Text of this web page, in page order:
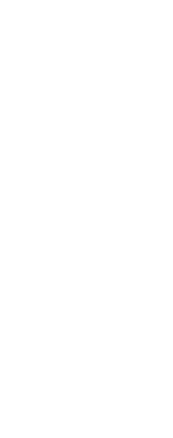
deriblant OBOS,
krav til oss, og vi
risikobilde.
som kan
eiendom og
på 7Analytics
våre
i OBOS.
nedbør
som ikke er
som vi kan vente